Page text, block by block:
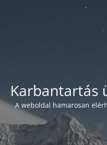
Karbantartás
A weboldal hamarosan